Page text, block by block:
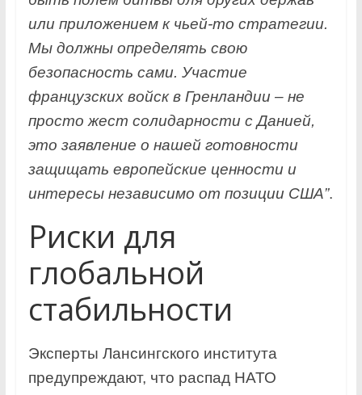
или приложением к чьей-то стратегии.
Мы должны определять свою
безопасность сами. Участие
французских войск в Гренландии – не
просто жест солидарности с Данией,
это заявление о нашей готовности
защищать европейские ценности и
интересы независимо от позиции США”.
Риски для
глобальной
стабильности
Эксперты Лансингского института
предупреждают, что распад НАТО